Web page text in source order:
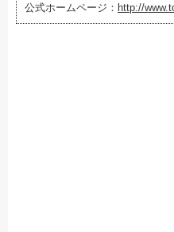
公式ホームページ： http://